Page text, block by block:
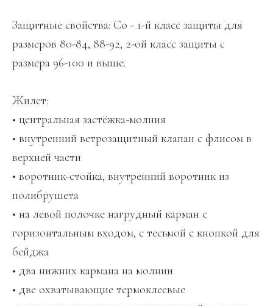
Защитные свойства: Со - 1-й класс защиты для
размеров 80-84, 88-92, 2-ой класс защиты с
размера 96-100 и выше.
Жилет:
• центральная застёжка-молния
• внутренний ветрозащитный клапан с флисом в
верхней части
• воротник-стойка, внутренний воротник из
полибрушета
• на левой полочке нагрудный карман с
горизонтальным входом, с тесьмой с кнопкой для
бейджа
• два нижних кармана на молнии
• две охватывающие термоклеевые